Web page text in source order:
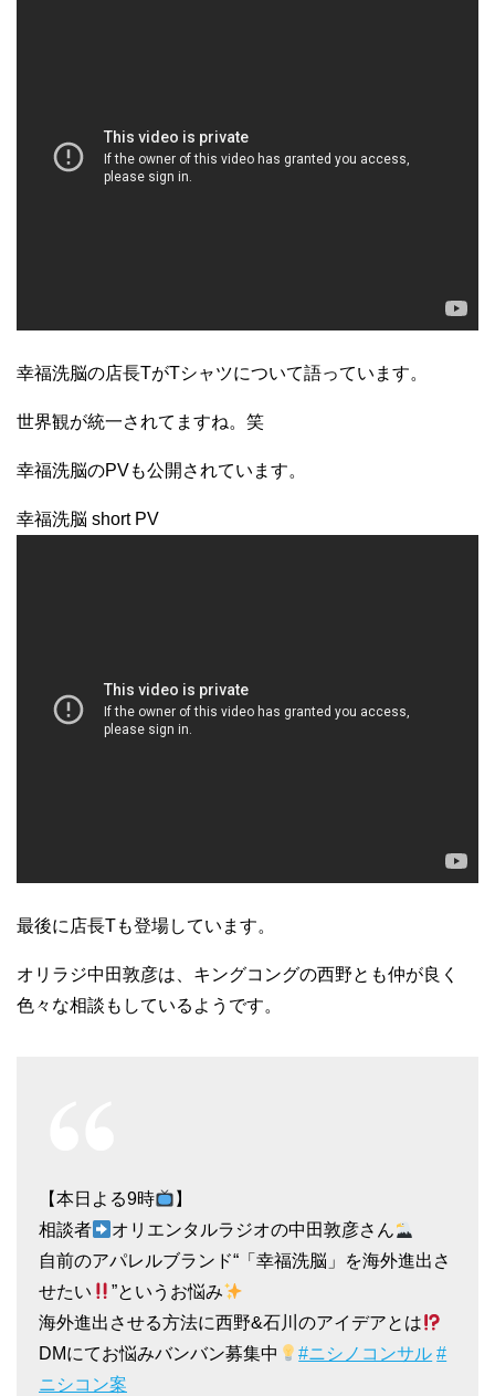
幸福洗脳の店長TがTシャツについて語っています。
世界観が統一されてますね。笑
幸福洗脳のPVも公開されています。
幸福洗脳 short PV
最後に店長Tも登場しています。
オリラジ中田敦彦は、キングコングの西野とも仲が良く
色々な相談もしているようです。
【本日よる9時
】
相談者
オリエンタルラジオの中田敦彦さん
自前のアパレルブランド“「幸福洗脳」を海外進出さ
せたい
”というお悩み
海外進出させる方法に西野&石川のアイデアとは
DMにてお悩みバンバン募集中
#ニシノコンサル #
ニシコン案